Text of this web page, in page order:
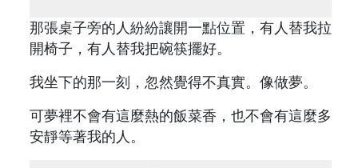
那張桌子旁的人紛紛讓開一點位置，有人替我拉
開椅子，有人替我把碗筷擺好。
我坐下的那一刻，忽然覺得不真實。像做夢。
可夢裡不會有這麼熱的飯菜香，也不會有這麼多
安靜等著我的人。